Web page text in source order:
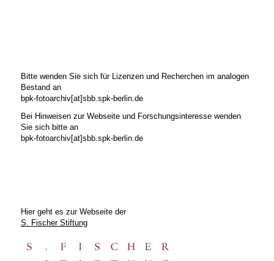
Bitte wenden Sie sich für Lizenzen und Recherchen im analogen
Bestand an
bpk-fotoarchiv[at]sbb.spk-berlin.de
Bei Hinweisen zur Webseite und Forschungsinteresse wenden
Sie sich bitte an
bpk-fotoarchiv[at]sbb.spk-berlin.de
Hier geht es zur Webseite der
S. Fischer Stiftung